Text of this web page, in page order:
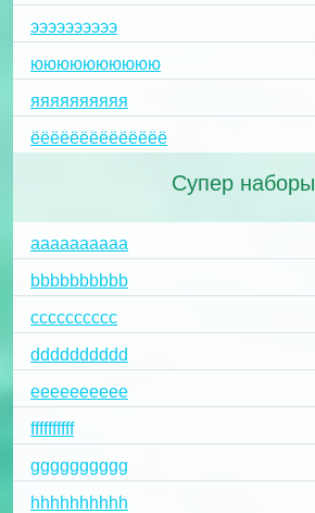
ээээээээээ
юююююююююю
яяяяяяяяяя
ёёёёёёёёёёёёёё
Супер наборы
aaaaaaaaaa
bbbbbbbbbb
cccccccccc
dddddddddd
eeeeeeeeee
ffffffffff
gggggggggg
hhhhhhhhhh